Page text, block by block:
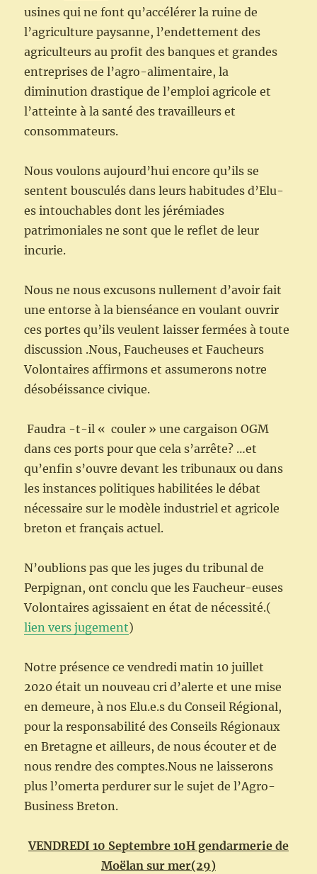
usines qui ne font qu’accélérer la ruine de
l’agriculture paysanne, l’endettement des
agriculteurs au profit des banques et grandes
entreprises de l’agro-alimentaire, la
diminution drastique de l’emploi agricole et
l’atteinte à la santé des travailleurs et
consommateurs.
Nous voulons aujourd’hui encore qu’ils se
sentent bousculés dans leurs habitudes d’Elu-
es intouchables dont les jérémiades
patrimoniales ne sont que le reflet de leur
incurie.
Nous ne nous excusons nullement d’avoir fait
une entorse à la bienséance en voulant ouvrir
ces portes qu’ils veulent laisser fermées à toute
discussion .Nous, Faucheuses et Faucheurs
Volontaires affirmons et assumerons notre
désobéissance civique.
Faudra -t-il « couler » une cargaison OGM
dans ces ports pour que cela s’arrête? …et
qu’enfin s’ouvre devant les tribunaux ou dans
les instances politiques habilitées le débat
nécessaire sur le modèle industriel et agricole
breton et français actuel.
N’oublions pas que les juges du tribunal de
Perpignan, ont conclu que les Faucheur-euses
Volontaires agissaient en état de nécessité.(
lien vers jugement)
Notre présence ce vendredi matin 10 juillet
2020 était un nouveau cri d’alerte et une mise
en demeure, à nos Elu.e.s du Conseil Régional,
pour la responsabilité des Conseils Régionaux
en Bretagne et ailleurs, de nous écouter et de
nous rendre des comptes.Nous ne laisserons
plus l’omerta perdurer sur le sujet de l’Agro-
Business Breton.
VENDREDI 10 Septembre 10H gendarmerie de
Moëlan sur mer(29)